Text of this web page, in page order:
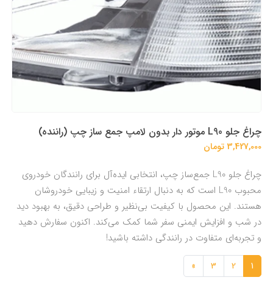
چراغ جلو L90 موتور دار بدون لامپ جمع ساز چپ (راننده)
3,427,000 تومان
چراغ جلو L90 جمع‌ساز چپ، انتخابی ایده‌آل برای رانندگان خودروی
محبوب L90 است که به دنبال ارتقاء امنیت و زیبایی خودروشان
هستند. این محصول با کیفیت بی‌نظیر و طراحی دقیق، به بهبود دید
در شب و افزایش ایمنی سفر شما کمک می‌کند. اکنون سفارش دهید
و تجربه‌ای متفاوت در رانندگی داشته باشید!
1
2
3
»